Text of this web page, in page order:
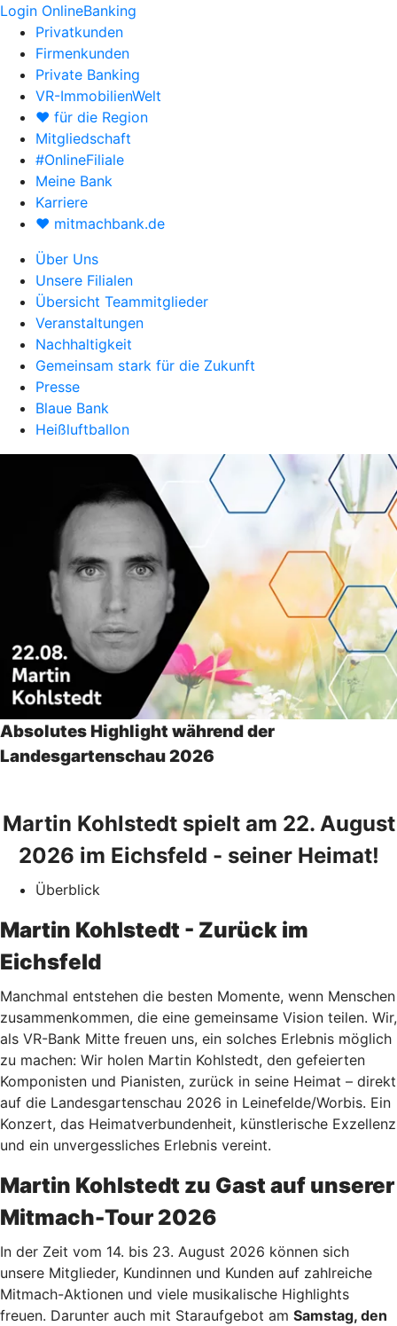
Login OnlineBanking
Privatkunden
Firmenkunden
Private Banking
VR-ImmobilienWelt
♥ für die Region
Mitgliedschaft
#OnlineFiliale
Meine Bank
Karriere
♥ mitmachbank.de
Über Uns
Unsere Filialen
Übersicht Teammitglieder
Veranstaltungen
Nachhaltigkeit
Gemeinsam stark für die Zukunft
Presse
Blaue Bank
Heißluftballon
Absolutes Highlight während der
Landesgartenschau 2026
Martin Kohlstedt spielt am 22. August
2026 im Eichsfeld - seiner Heimat!
Überblick
Martin Kohlstedt - Zurück im
Eichsfeld
Manchmal entstehen die besten Momente, wenn Menschen
zusammenkommen, die eine gemeinsame Vision teilen. Wir,
als VR-Bank Mitte freuen uns, ein solches Erlebnis möglich
zu machen: Wir holen Martin Kohlstedt, den gefeierten
Komponisten und Pianisten, zurück in seine Heimat – direkt
auf die Landesgartenschau 2026 in Leinefelde/Worbis. Ein
Konzert, das Heimatverbundenheit, künstlerische Exzellenz
und ein unvergessliches Erlebnis vereint.
Martin Kohlstedt zu Gast auf unserer
Mitmach-Tour 2026
In der Zeit vom 14. bis 23. August 2026 können sich
unsere Mitglieder, Kundinnen und Kunden auf zahlreiche
Mitmach-Aktionen und viele musikalische Highlights
freuen. Darunter auch mit Staraufgebot am Samstag, den